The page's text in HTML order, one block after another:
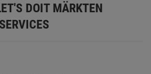
DOIT MÄRKTEN